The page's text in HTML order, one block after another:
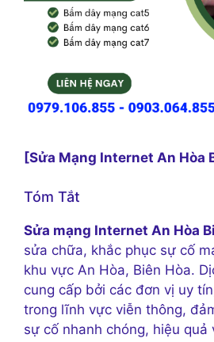
[Sửa Mạng Internet An Hòa
Tóm Tắt
Sửa mạng Internet An Hòa
sửa chữa, khắc phục sự cố
khu vực An Hòa, Biên Hòa.
cung cấp bởi các đơn vị uy
trong lĩnh vực viễn thông,
sự cố nhanh chóng, hiệu quả